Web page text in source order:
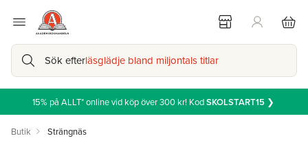
Sök efterläsglädje bland miljontals titlar
15% på ALLT* online vid köp över 300 kr! KodSKOLSTART15❯
Butik Strängnäs